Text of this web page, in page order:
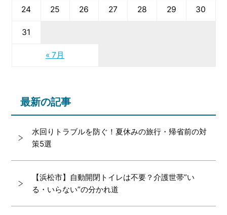
« 7月
24 25 26 27 28 29 30
31
最新の記事
水回りトラブルを防ぐ！夏休みの旅行・帰省前の対
策5選
【浜松市】自動開閉トイレは不要？介護世帯”い
る・いらない”の分かれ道